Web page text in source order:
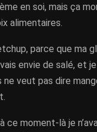
en soi, mais ça
alimentaires.
parce que ma
envie de salé, et je
veut pas dire
ce moment-là je